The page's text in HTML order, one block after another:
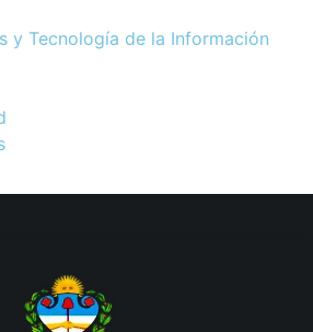
y Tecnología de la Información